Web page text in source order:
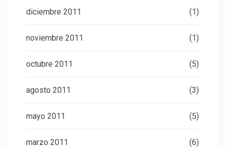
diciembre 2011 (1)
noviembre 2011 (1)
octubre 2011 (5)
agosto 2011 (3)
mayo 2011 (5)
marzo 2011 (6)